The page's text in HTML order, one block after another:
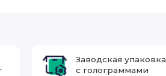
Заводская упаковка
с голограммами